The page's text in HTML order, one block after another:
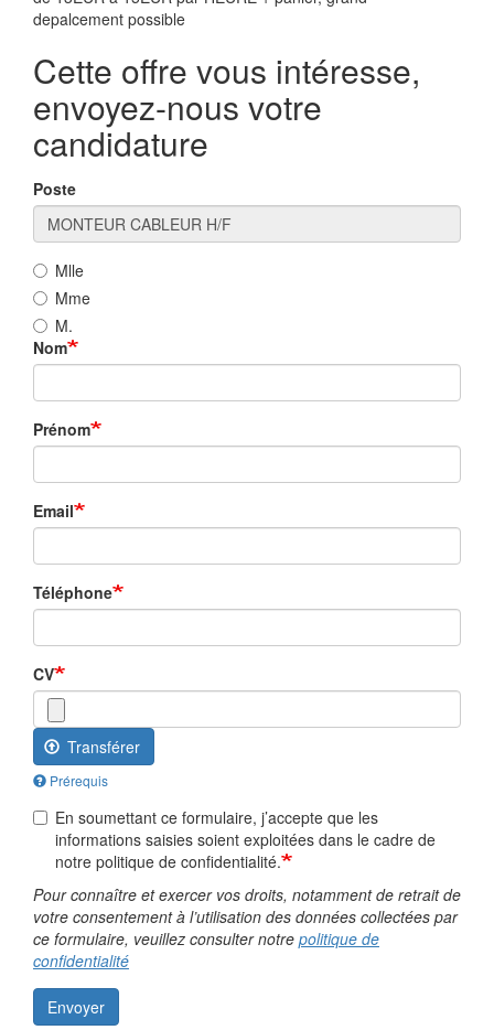
depalcement possible
Cette offre vous intéresse,
envoyez-nous votre
candidature
Poste
Mlle
Mme
M.
Nom
Prénom
Email
Téléphone
CV
Transférer
Prérequis
En soumettant ce formulaire, j’accepte que les
informations saisies soient exploitées dans le cadre de
notre politique de confidentialité.
Pour connaître et exercer vos droits, notamment de retrait de
votre consentement à l’utilisation des données collectées par
ce formulaire, veuillez consulter notre politique de
confidentialité
Envoyer